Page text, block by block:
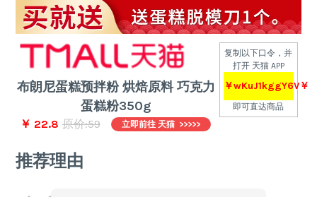
布朗尼蛋糕预拌粉 烘焙原料 巧克力
蛋糕粉350g
￥ 22.8 原价:59 立即前往 天猫 >>>>>
复制以下口令，并
打开 天猫 APP
￥wKuJ1kggY6V￥
即可直达商品
推荐理由